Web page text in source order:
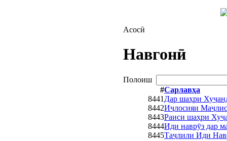
Асосӣ
Навгонӣ
Полоиш
#Сарлавҳа
8441 Дар шаҳри
8442Иҷлосияи
8443Раиси шаҳри
8444Иди наврӯз дар
8445Таҷлили Иди